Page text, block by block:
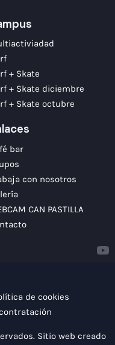
+ Skate
+ Skate diciembre
+ Skate octubre
bar
con nosotros
CAN PASTILLA
de cookies
Sitio web creado